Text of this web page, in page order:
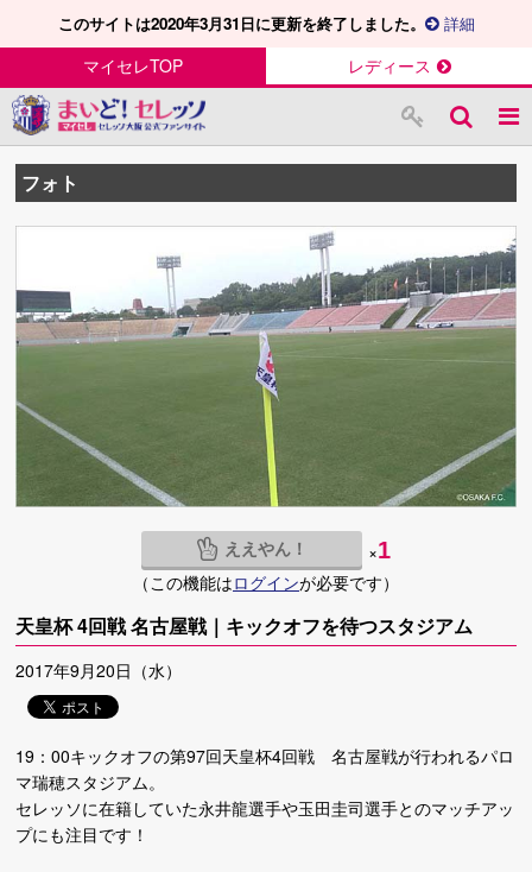
このサイトは2020年3月31日に更新を終了しました。 詳細
マイセレTOP レディース
フォト
ええやん！ ×1
（この機能はログインが必要です）
天皇杯 4回戦 名古屋戦｜キックオフを待つスタジアム
2017年9月20日（水）
19：00キックオフの第97回天皇杯4回戦 名古屋戦が行われるパロ
マ瑞穂スタジアム。
セレッソに在籍していた永井龍選手や玉田圭司選手とのマッチアッ
プにも注目です！